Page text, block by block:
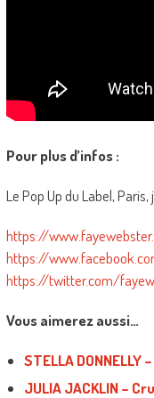
Pour plus d’infos :
Le Pop Up du Label, Paris,
https://
https://
https://twitter.com/
Vous aimerez aussi…
STELLA
JULIA JACKLIN –